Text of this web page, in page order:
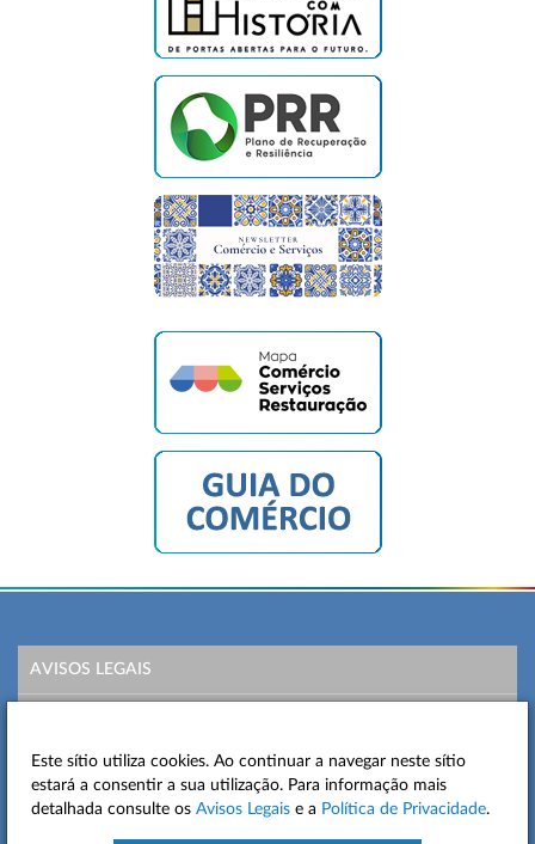
AVISOS LEGAIS
MAPA DO SITE
CONTACTOS
Este sítio utiliza cookies. Ao continuar a navegar neste sítio
estará a consentir a sua utilização. Para informação mais
detalhada consulte os Avisos Legais e a Política de Privacidade.